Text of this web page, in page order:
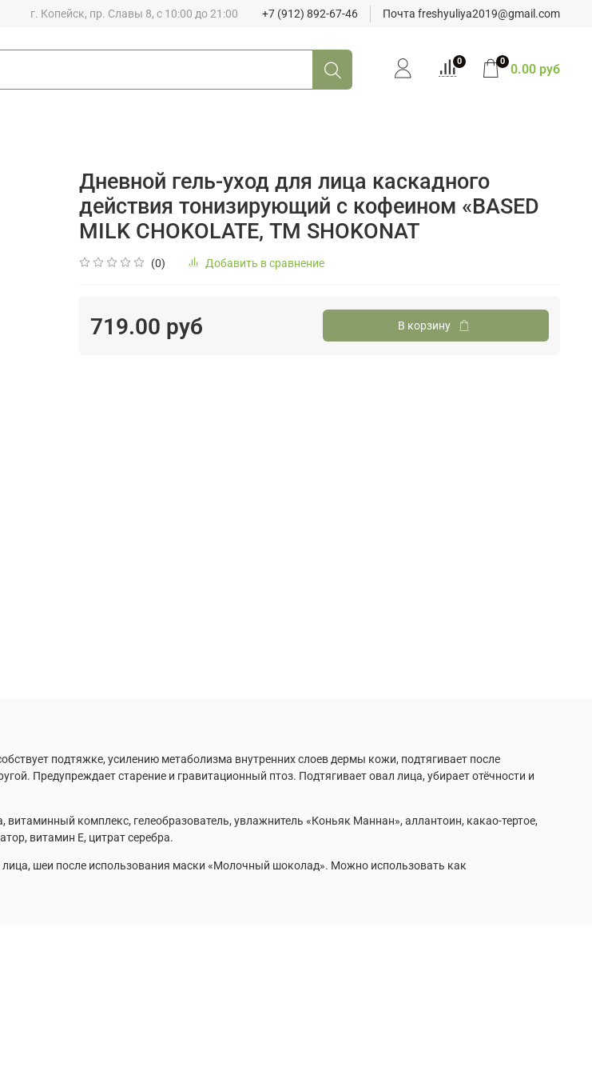
г. Копейск, пр. Славы 8, с 10:00 до 21:00 +7 (912) 892-67-46 Почта freshyuliya2019@gmail.com
0 0 0.00 руб
Дневной гель-уход для лица каскадного
действия тонизирующий с кофеином «BASED
MILK CHOKOLATE, ТМ SHOKONAT
(0) Добавить в сравнение
719.00 руб В корзину
подтяжке, усилению метаболизма внутренних слоев дермы кожи, подтягивает после
Предупреждает старение и гравитационный птоз. Подтягивает овал лица, убирает отёчности и
комплекс, гелеобразователь, увлажнитель «Коньяк Маннан», аллантоин, какао-тертое,
витамин Е, цитрат серебра.
шеи после использования маски «Молочный шоколад». Можно использовать как